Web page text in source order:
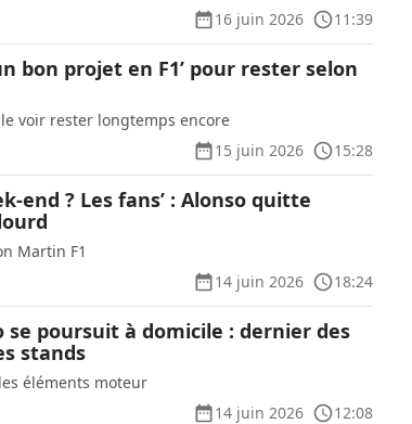
16 juin 2026
11:39
bon projet en F1’ pour rester selon
voir rester longtemps encore
15 juin 2026
15:28
end ? Les fans’ : Alonso quitte
Martin F1
14 juin 2026
18:24
se poursuit à domicile : dernier des
stands
éléments moteur
14 juin 2026
12:08